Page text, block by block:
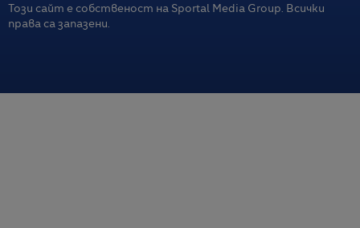
Този сайт е собственост на Sportal Media Group. Всички
права са запазени.